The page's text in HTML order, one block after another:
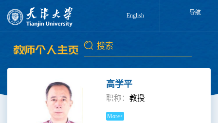
English 导航
高学平
职称：教授
More>